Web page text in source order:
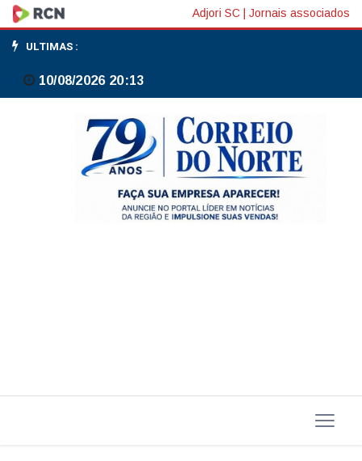
UFRJ
inaugura
rádio
Grande
Adjori SC Jornais associados
ULTIMAS :
10/08/2026 20:13